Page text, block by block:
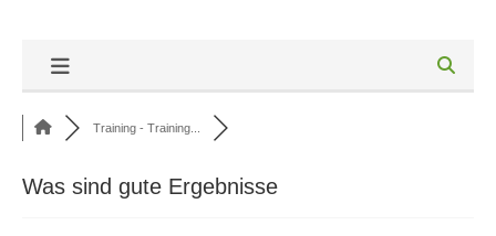
Training - Training...
Was sind gute Ergebnisse